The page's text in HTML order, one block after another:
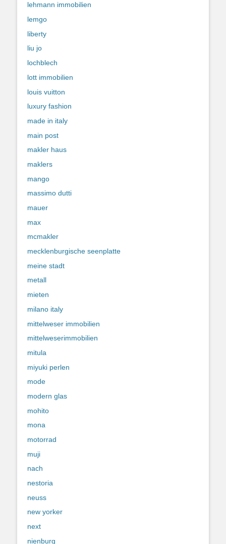
lehmann immobilien
lemgo
liberty
liu jo
lochblech
lott immobilien
louis vuitton
luxury fashion
made in italy
main post
makler haus
maklers
mango
massimo dutti
mauer
max
mcmakler
mecklenburgische seenplatte
meine stadt
metall
mieten
milano italy
mittelweser immobilien
mittelweserimmobilien
mitula
miyuki perlen
mode
modern glas
mohito
mona
motorrad
muji
nach
nestoria
neuss
new yorker
next
nienburg